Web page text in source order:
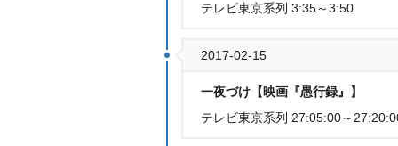
テレビ東京系列 3:35～3:50
2017-02-15
一夜づけ【映画『愚行録』】
テレビ東京系列 27:05:00～